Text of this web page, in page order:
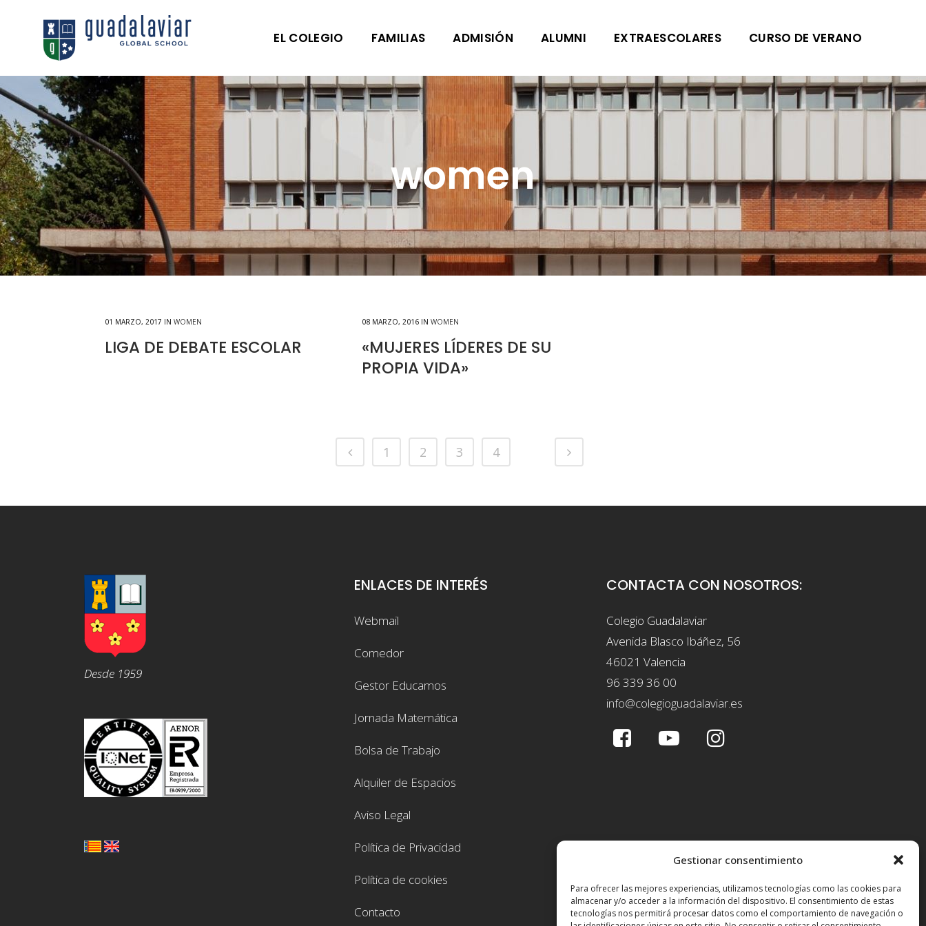
Gestionar consentimiento
Para ofrecer las mejores experiencias, utilizamos tecnologías como las cookies para
almacenar y/o acceder a la información del dispositivo. El consentimiento de estas
tecnologías nos permitirá procesar datos como el comportamiento de navegación o
EL COLEGIO FAMILIAS ADMISIÓN ALUMNI EXTRAESCOLARES CURSO DE VERANO
women
01 MARZO, 2017 IN WOMEN
LIGA DE DEBATE ESCOLAR
08 MARZO, 2016 IN WOMEN
«MUJERES LÍDERES DE SU
PROPIA VIDA»
1 2 3 4
Desde 1959
ENLACES DE INTERÉS
Webmail
Comedor
Gestor Educamos
Jornada Matemática
Bolsa de Trabajo
Alquiler de Espacios
Aviso Legal
Política de Privacidad
Política de cookies
Contacto
CONTACTA CON NOSOTROS:
Colegio Guadalaviar
Avenida Blasco Ibáñez, 56
46021 Valencia
96 339 36 00
info@colegioguadalaviar.es